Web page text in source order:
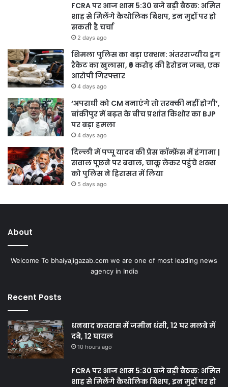
FCRA पर आज शाम 5:30 बजे बड़ी बैठक: अमित
शाह से मिलेंगे कैथोलिक बिशप, इन मुद्दों पर हो
सकती है चर्चा
2 days ago
शिमला पुलिस का बड़ा एक्शन: अंतरराज्यीय ड्रग
रैकेट का खुलासा, ₹6 करोड़ की हेरोइन जब्त, एक
आरोपी गिरफ्तार
4 days ago
‘अपराधी को CM बनाएंगे तो तरक्की नहीं होगी’,
बांकीपुर में बढ़त के बीच प्रशांत किशोर का BJP
पर बड़ा हमला
4 days ago
दिल्ली में पप्पू यादव की प्रेस कॉन्फ्रेंस में हंगामा |
सवाल पूछने पर बवाल, चाकू लेकर पहुंचे शख्स
को पुलिस ने हिरासत में लिया
5 days ago
About
Welcome To bhaiyajigazab.com we are one of most leading news
agency in India
Recent Posts
धनबाद कतरास में जमीन धंसी, 12 घर मलबे में
दबे, 12 घायल
10 hours ago
FCRA पर आज शाम 5:30 बजे बड़ी बैठक: अमित
शाह से मिलेंगे कैथोलिक बिशप, इन मुद्दों पर हो